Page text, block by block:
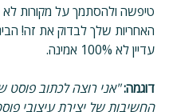
טיפשה ולהסתמך על מקורות לא
האחריות שלך לבדוק את זה!
עדיין לא 100% אמינה.
דוגמה: "אני רוצה לכתוב פוסט
החשיבות של יצירת עיצובי